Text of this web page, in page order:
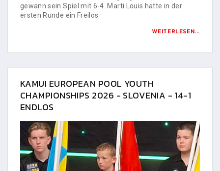
gewann sein Spiel mit 6-4. Marti Louis hatte in der
ersten Runde ein Freilos.
WEITERLESEN...
KAMUI EUROPEAN POOL YOUTH
CHAMPIONSHIPS 2026 - SLOVENIA - 14-1
ENDLOS